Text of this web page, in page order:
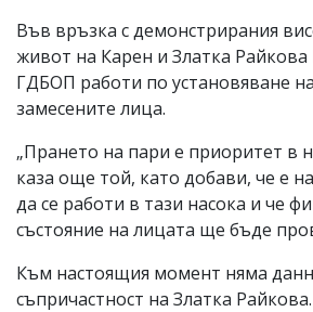
Във връзка с демонстрирания
живот на Карен и Златка
ГДБОП работи по установяване
замесените лица.
„Прането на пари е приоритет в
каза още той, като добави, че е
да се работи в тази насока и че
състояние на лицата ще бъде
Към настоящия момент няма
съпричастност на Златка Райкова.